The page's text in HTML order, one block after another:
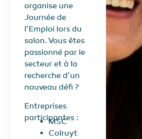
organise une
Journée de
l’Emploi lors du
salon. Vous êtes
passionné par le
secteur et à la
recherche d’un
nouveau défi ?
Entreprises
participantes :
MSC
Colruyt